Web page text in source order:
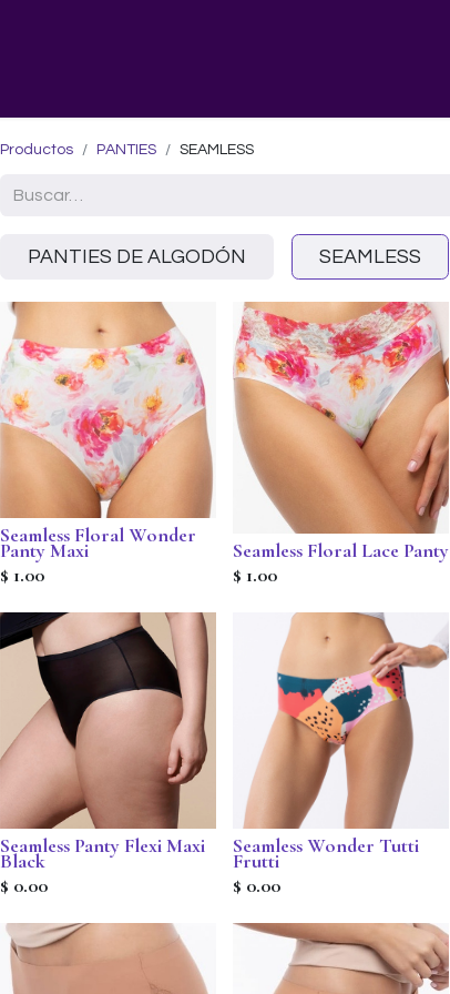
Productos PANTIES SEAMLESS
PANTIES DE ALGODÓN SEAMLESS
Seamless Floral Wonder
Panty Maxi
$ 1.00
Seamless Floral Lace Panty
$ 1.00
Seamless Panty Flexi Maxi
Black
$ 0.00
Seamless Wonder Tutti
Frutti
$ 0.00